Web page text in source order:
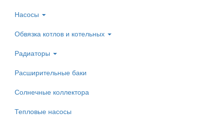
Насосы
Обвязка котлов и котельных
Радиаторы
Расширительные баки
Солнечные коллектора
Тепловые насосы